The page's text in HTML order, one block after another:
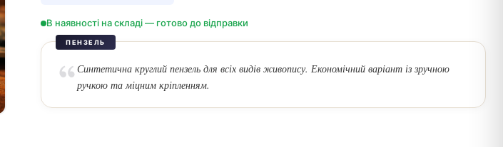
В наявності на складі — готово до відправки
ПЕНЗЕЛЬ
Синтетична круглий пензель для всіх видів живопису. Економічний варіант із зручною
ручкою та міцним кріпленням.